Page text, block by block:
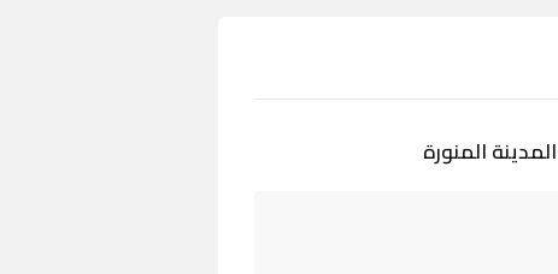
المنورة